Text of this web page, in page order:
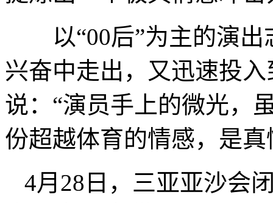
以“00后”为主的演出
兴奋中走出，又迅速投
说：“演员手上的微光，
份超越体育的情感，是真
4月28日，三亚亚沙会